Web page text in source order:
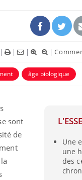
| | | |
âge biologique
Une
une
des
sont
de